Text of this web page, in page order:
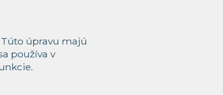
úpravu majú
používa v